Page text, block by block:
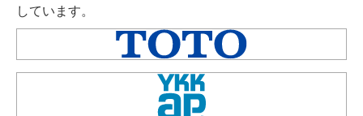
しています。